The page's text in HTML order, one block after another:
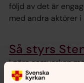
följd av det är
med andra aktörer i
Så styrs
I nära samverkan
ideella